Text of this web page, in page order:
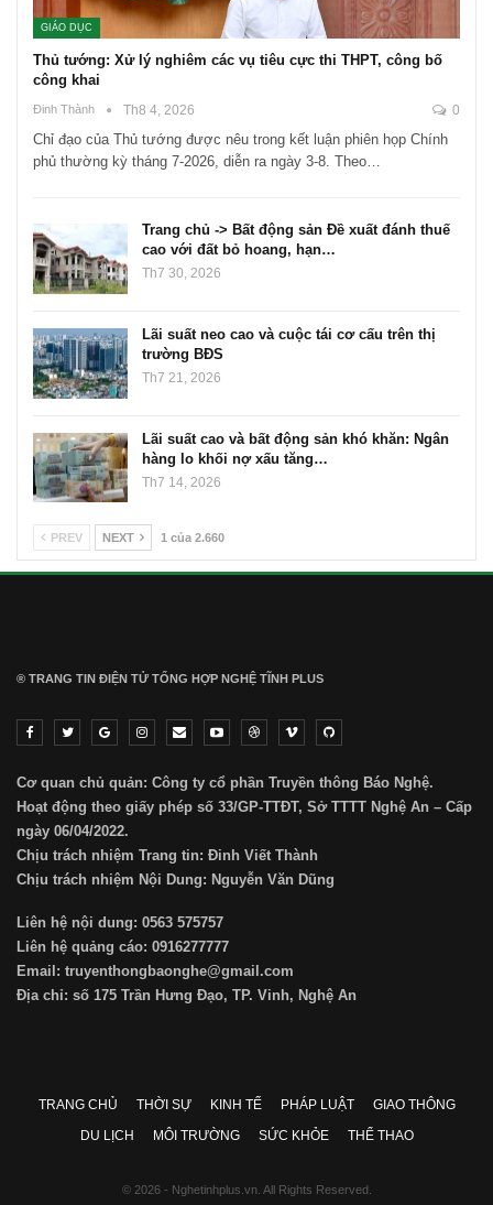
GIÁO DỤC
Thủ tướng: Xử lý nghiêm các vụ tiêu cực thi THPT, công bố
công khai
Đinh Thành Th8 4, 2026 0
Chỉ đạo của Thủ tướng được nêu trong kết luận phiên họp Chính
phủ thường kỳ tháng 7-2026, diễn ra ngày 3-8. Theo…
Trang chủ -> Bất động sản Đề xuất đánh thuế
cao với đất bỏ hoang, hạn…
Th7 30, 2026
Lãi suất neo cao và cuộc tái cơ cấu trên thị
trường BĐS
Th7 21, 2026
Lãi suất cao và bất động sản khó khăn: Ngân
hàng lo khối nợ xấu tăng…
Th7 14, 2026
PREV NEXT 1 của 2.660
® TRANG TIN ĐIỆN TỬ ТỔNG HỢP NGHỆ TĨNH PLUS
Cơ quan chủ quản: Công ty cổ phần Truyền thông Báo Nghệ.
Hoạt động theo giấy phép số 33/GP-TTĐT, Sở TTTT Nghệ An – Cấp
ngày 06/04/2022.
Chịu trách nhiệm Trang tin: Đinh Viết Thành
Chịu trách nhiệm Nội Dung: Nguyễn Văn Dũng
Liên hệ nội dung: 0563 575757
Liên hệ quảng cáo: 0916277777
Email: truyenthongbaonghe@gmail.com
Địa chỉ: số 175 Trần Hưng Đạo, TP. Vinh, Nghệ An
TRANG CHỦ THỜI SỰ KINH TẾ PHÁP LUẬT
GIAO THÔNG
DU LỊCH
MÔI TRƯỜNG SỨC KHỎE THỂ THAO
© 2026 - Nghetinhplus.vn. All Rights Reserved.